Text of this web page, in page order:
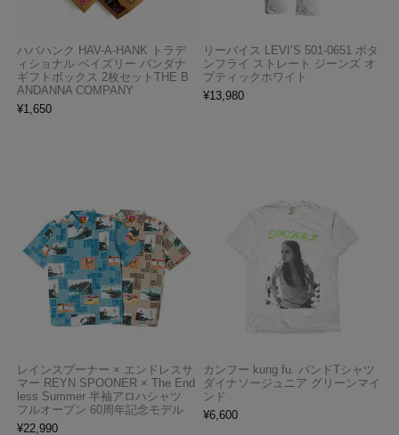
ハバハンク HAV-A-HANK トラデ
ィショナル ペイズリー バンダナ
ギフトボックス 2枚セットTHE B
ANDANNA COMPANY
¥1,650
リーバイス LEVI’S 501-0651 ボタ
ンフライ ストレート ジーンズ オ
プティックホワイト
¥13,980
レインスプーナー × エンドレスサ
マー REYN SPOONER × The End
less Summer 半袖アロハシャツ
フルオープン 60周年記念モデル
¥22,990
カンフー kung fu. バンドTシャツ
ダイナソージュニア グリーンマイ
ンド
¥6,600